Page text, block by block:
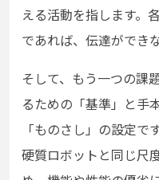
える活動を指します。
であれば、伝達ができ
そして、もう一つの課
るための「基準」と手
「ものさし」の設定で
硬質ロボットと同じ尺